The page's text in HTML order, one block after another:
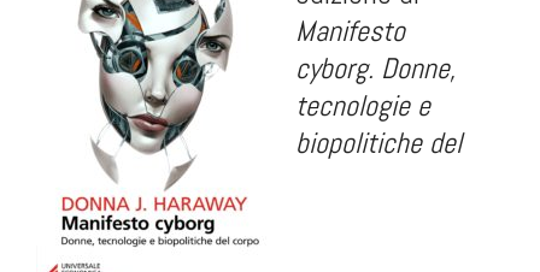
Manifesto
cyborg. Donne,
tecnologie e
biopolitiche del